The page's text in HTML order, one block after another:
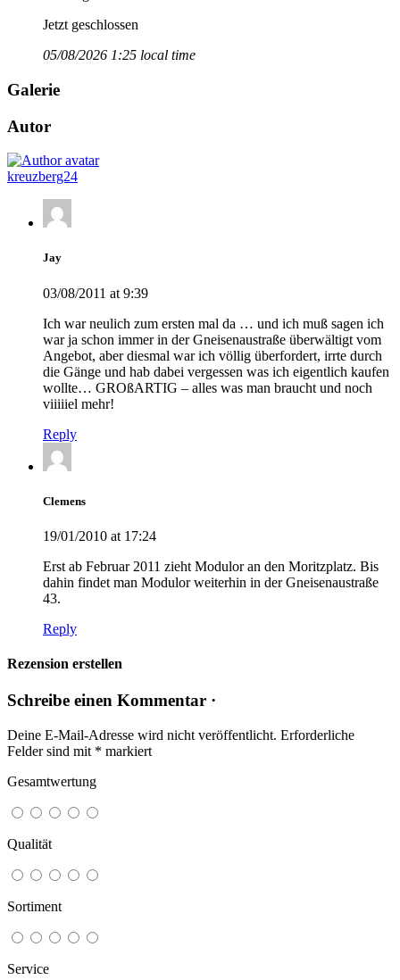
Jetzt geschlossen
05/08/2026 1:25 local time
Galerie
Autor
kreuzberg24
Jay
03/08/2011 at 9:39
Ich war neulich zum ersten mal da … und ich muß sagen ich
war ja schon immer in der Gneisenaustraße überwältigt vom
Angebot, aber diesmal war ich völlig überfordert, irrte durch
die Gänge und hab dabei vergessen was ich eigentlich kaufen
wollte… GROßARTIG – alles was man braucht und noch
viiiiiel mehr!
Reply
Clemens
19/01/2010 at 17:24
Erst ab Februar 2011 zieht Modulor an den Moritzplatz. Bis
dahin findet man Modulor weiterhin in der Gneisenaustraße
43.
Reply
Rezension erstellen
Schreibe einen Kommentar ·
Deine E-Mail-Adresse wird nicht veröffentlicht. Erforderliche
Felder sind mit * markiert
Gesamtwertung
Qualität
Sortiment
Service